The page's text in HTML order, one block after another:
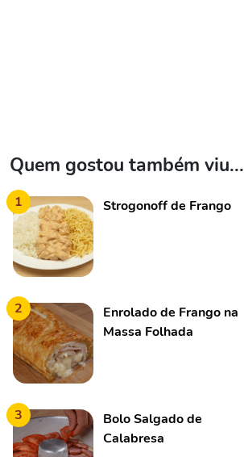
Quem gostou também viu...
1 Strogonoff de Frango
2
Enrolado de Frango na
Massa Folhada
3
Bolo Salgado de
Calabresa